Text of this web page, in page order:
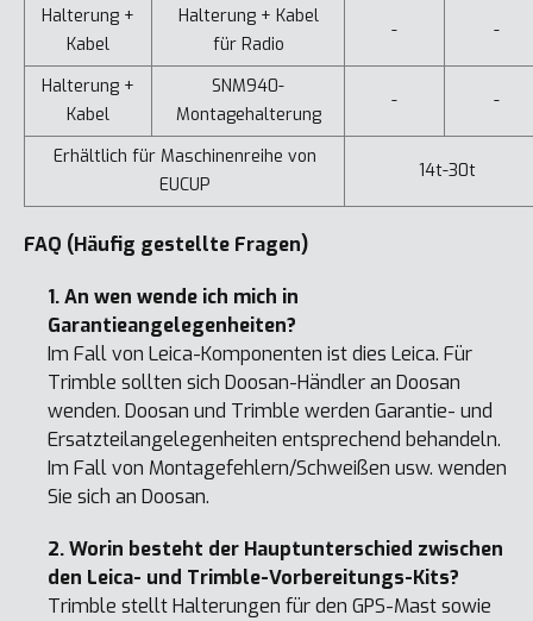
Halterung +
Kabel
Halterung + Kabel
für Radio
- -
Halterung +
Kabel
SNM940-
Montagehalterung
- -
Erhältlich für Maschinenreihe von
EUCUP
14t-30t
FAQ (Häufig gestellte Fragen)
1. An wen wende ich mich in
Garantieangelegenheiten?
Im Fall von Leica-Komponenten ist dies Leica. Für
Trimble sollten sich Doosan-Händler an Doosan
wenden. Doosan und Trimble werden Garantie- und
Ersatzteilangelegenheiten entsprechend behandeln.
Im Fall von Montagefehlern/Schweißen usw. wenden
Sie sich an Doosan.
2. Worin besteht der Hauptunterschied zwischen
den Leica- und Trimble-Vorbereitungs-Kits?
Trimble stellt Halterungen für den GPS-Mast sowie